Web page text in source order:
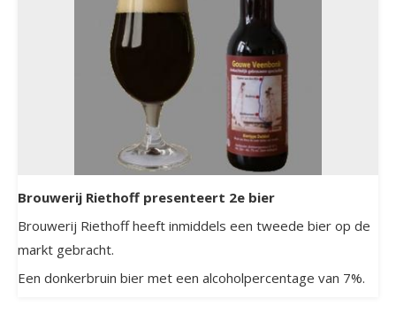
Brouwerij Riethoff presenteert 2e bier
Brouwerij Riethoff heeft inmiddels een tweede bier op de
markt gebracht.
Een donkerbruin bier met een alcoholpercentage van 7%.